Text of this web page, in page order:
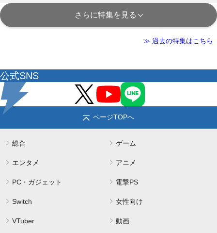
さらに特集を見る
≫ 過去の特集はこちら
公式SNS
ページTOPへ
総合 ゲーム
エンタメ アニメ
PC・ガジェット 電撃PS
Switch 女性向け
VTuber 動画